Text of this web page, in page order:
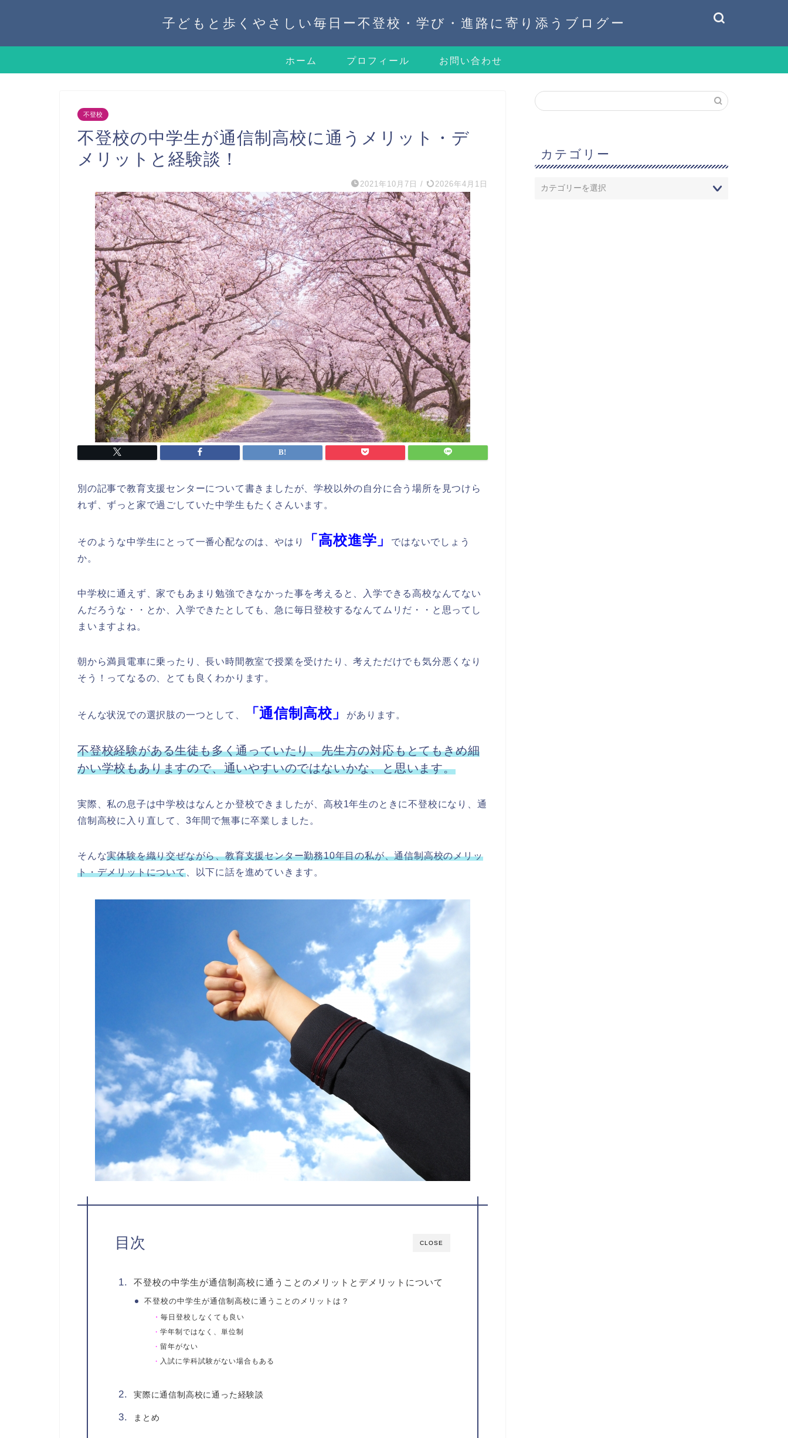
子どもと歩くやさしい毎日ー不登校・学び・進路に寄り添うブログー
ホーム プロフィール お問い合わせ
不登校
不登校の中学生が通信制高校に通うメリット・デ
メリットと経験談！
2021年10月7日 / 2026年4月1日
別の記事で教育支援センターについて書きましたが、学校以外の自分に合う場所を見つけら
れず、ずっと家で過ごしていた中学生もたくさんいます。
そのような中学生にとって一番心配なのは、やはり 「高校進学」
ではないでしょう
か。
中学校に通えず、家でもあまり勉強できなかった事を考えると、入学できる高校なんてない
んだろうな・・とか、入学できたとしても、急に毎日登校するなんてムリだ・・と思ってし
まいますよね。
朝から満員電車に乗ったり、長い時間教室で授業を受けたり、考えただけでも気分悪くなり
そう！ってなるの、とても良くわかります。
そんな状況での選択肢の一つとして、 「通信制高校」 があります。
不登校経験がある生徒も多く通っていたり、先生方の対応もとてもきめ細
かい学校もありますので、通いやすいのではないかな、と思います。
実際、私の息子は中学校はなんとか登校できましたが、高校1年生のときに不登校になり、通
信制高校に入り直して、3年間で無事に卒業しました。
そんな実体験を織り交ぜながら、教育支援センター勤務10年目の私が、通信制高校のメリッ
ト・デメリットについて、以下に話を進めていきます。
CLOSE
目次
不登校の中学生が通信制高校に通うことのメリットとデメリットについて
不登校の中学生が通信制高校に通うことのメリットは？
・毎日登校しなくても良い
・学年制ではなく、単位制
・ 留年がない
・ 入試に学科試験がない場合もある
実際に通信制高校に通った経験談
まとめ
カテゴリー